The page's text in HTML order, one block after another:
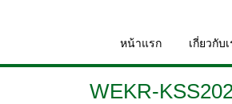
หน้าแรก เกี่ยวกับเ
WEKR-